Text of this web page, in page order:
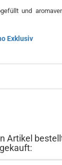
und
Exklusiv
Artikel